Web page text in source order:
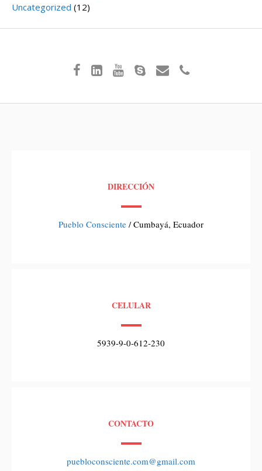
Uncategorized (12)
DIRECCIÓN
Pueblo Consciente / Cumbayá, Ecuador
CELULAR
5939-9-0-612-230
CONTACTO
puebloconsciente.com@gmail.com